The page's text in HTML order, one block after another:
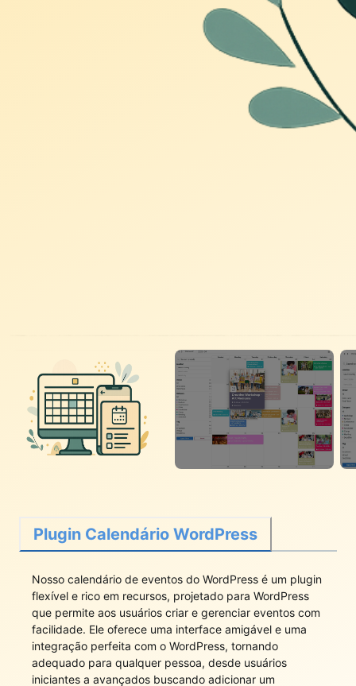
Plugin Calendário WordPress
Nosso calendário de eventos do WordPress é um plugin
flexível e rico em recursos, projetado para WordPress
que permite aos usuários criar e gerenciar eventos com
facilidade. Ele oferece uma interface amigável e uma
integração perfeita com o WordPress, tornando
adequado para qualquer pessoa, desde usuários
iniciantes a avançados buscando adicionar um